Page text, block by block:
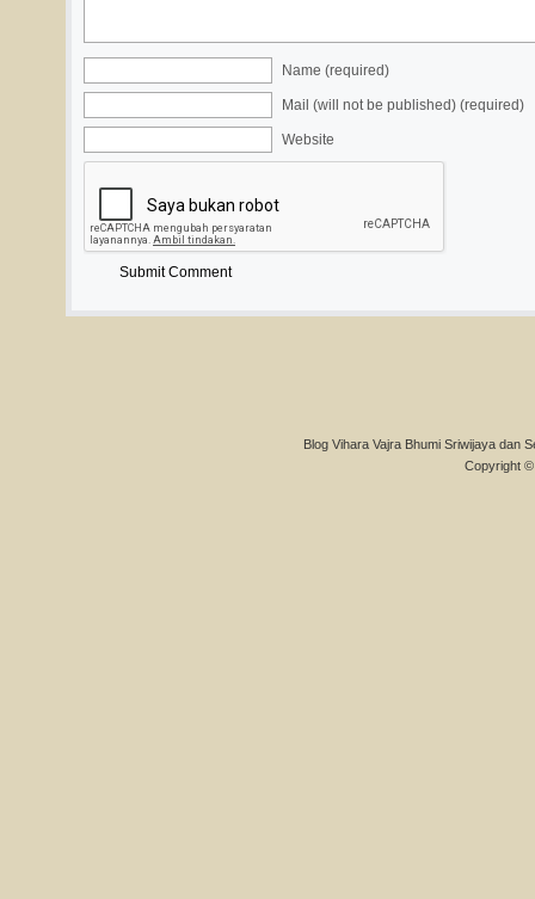
Name (required)
Mail (will not be published) (required)
Website
Blog Vihara Vajra Bhumi Sriwijaya dan
Copyright ©